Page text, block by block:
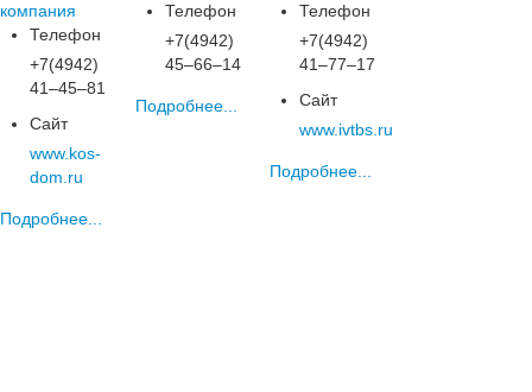
компания
Телефон
+7(4942)
41‒45‒81
Сайт
www.kos-
dom.ru
Подробнее...
Телефон
+7(4942)
45‒66‒14
Подробнее...
Телефон
+7(4942)
41‒77‒17
Сайт
www.ivtbs.ru
Подробнее...